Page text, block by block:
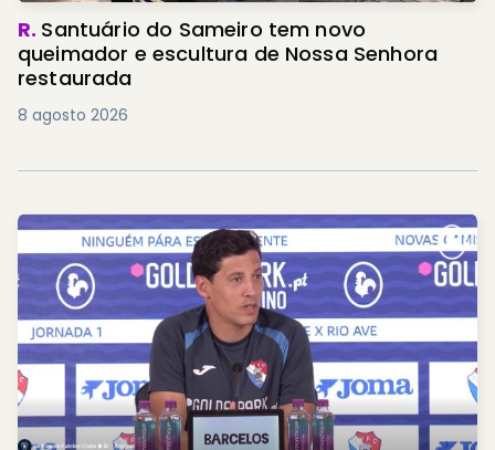
R. Santuário do Sameiro tem novo
queimador e escultura de Nossa Senhora
restaurada
8 agosto 2026